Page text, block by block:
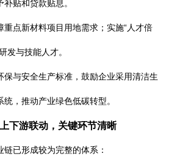
贴和贷款贴息。
重点新材料项目用地需求；实施“人才倍
发与技能人才。
保与安全生产标准，鼓励企业采用清洁生
，推动产业绿色低碳转型。
下游联动，关键环节清晰
已形成较为完整的体系：